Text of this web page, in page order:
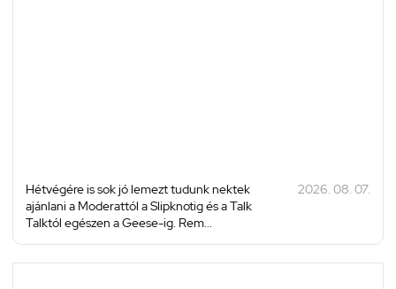
Hétvégére is sok jó lemezt tudunk nektek
ajánlani a Moderattól a Slipknotig és a Talk
Talktól egészen a Geese-ig. Rem...
2026. 08. 07.